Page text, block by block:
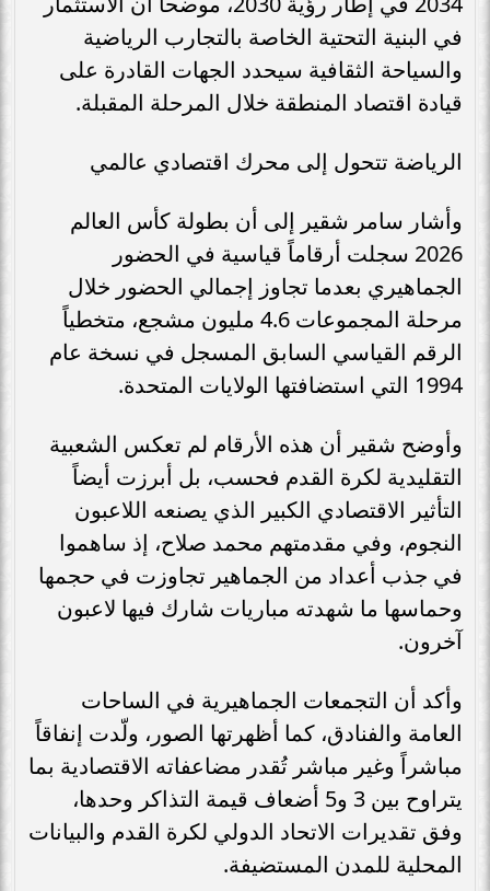
في البنية التحتية الخاصة بالتجارب الرياضية
والسياحة الثقافية سيحدد الجهات القادرة على
قيادة اقتصاد المنطقة خلال المرحلة المقبلة.
الرياضة تتحول إلى محرك اقتصادي عالمي
وأشار سامر شقير إلى أن بطولة كأس العالم
2026 سجلت أرقاماً قياسية في الحضور
الجماهيري بعدما تجاوز إجمالي الحضور خلال
مرحلة المجموعات 4.6 مليون مشجع، متخطياً
الرقم القياسي السابق المسجل في نسخة عام
1994 التي استضافتها الولايات المتحدة.
وأوضح شقير أن هذه الأرقام لم تعكس الشعبية
التقليدية لكرة القدم فحسب، بل أبرزت أيضاً
التأثير الاقتصادي الكبير الذي يصنعه اللاعبون
النجوم، وفي مقدمتهم محمد صلاح، إذ ساهموا
في جذب أعداد من الجماهير تجاوزت في حجمها
وحماسها ما شهدته مباريات شارك فيها لاعبون
آخرون.
وأكد أن التجمعات الجماهيرية في الساحات
العامة والفنادق، كما أظهرتها الصور، ولّدت إنفاقاً
مباشراً وغير مباشر تُقدر مضاعفاته الاقتصادية بما
يتراوح بين 3 و5 أضعاف قيمة التذاكر وحدها،
وفق تقديرات الاتحاد الدولي لكرة القدم والبيانات
المحلية للمدن المستضيفة.